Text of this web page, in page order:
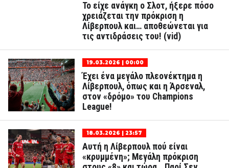
Το είχε ανάγκη ο Σλοτ, ήξερε πόσο
χρειάζεται την πρόκριση η
Λίβερπουλ και… αποθεώνεται για
τις αντιδράσεις του! (vid)
19.03.2026 | 00:00
Έχει ένα μεγάλο πλεονέκτημα η
Λίβερπουλ, όπως και η Άρσεναλ,
στον «δρόμο» του Champions
League!
18.03.2026 | 23:57
Αυτή η Λίβερπουλ πού είναι
«κρυμμένη»; Μεγάλη πρόκριση